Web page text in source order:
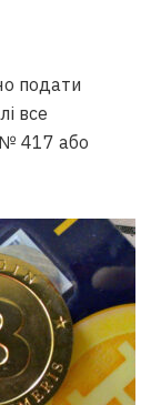
подати
все
№ 417 або